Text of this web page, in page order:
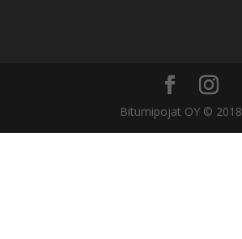
Bitumipojat OY © 2018